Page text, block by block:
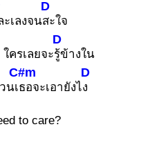
ะเลงจน
D
สะใจ
ครเลยจะ
D
รู้ข้างใน
นเ
C#m
ธอจะเอายังไ
D
ง
to care?